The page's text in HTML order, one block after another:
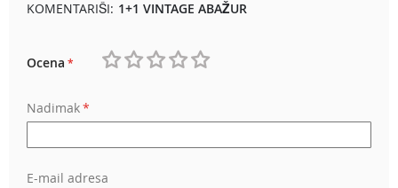
KOMENTARIŠI: 1+1 VINTAGE ABAŽUR
Ocena
Nadimak
E-mail adresa